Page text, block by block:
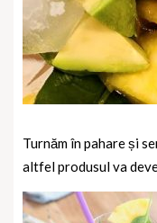
Turnăm în pahare și
altfel produsul va